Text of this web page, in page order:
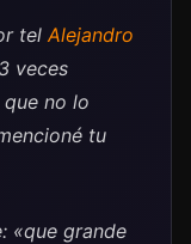
telAlejandro
veces
no lo
tu
«que grande